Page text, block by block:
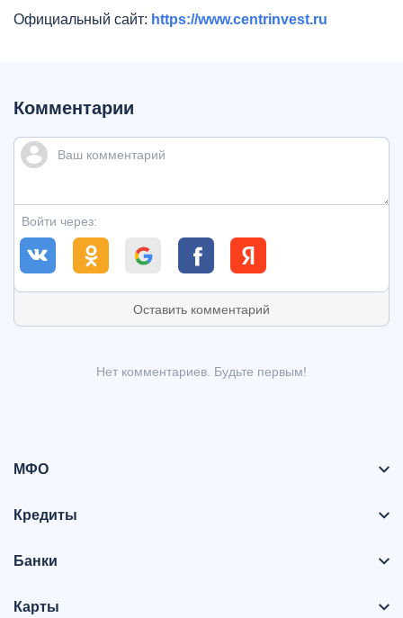
Официальный сайт: https://www.centrinvest.ru
Комментарии
Войти через:
Оставить комментарий
Нет комментариев. Будьте первым!
МФО
Кредиты
Банки
Карты